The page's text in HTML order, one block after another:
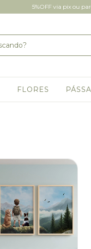
5%OFF via pix ou
FLORES